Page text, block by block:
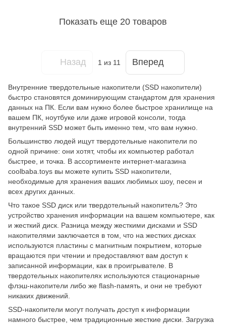
Показать еще 20 товаров
Назад 1 из 11 Вперед
Внутренние твердотельные накопители (SSD накопители)
быстро становятся доминирующим стандартом для хранения
данных на ПК. Если вам нужно более быстрое хранилище на
вашем ПК, ноутбуке или даже игровой консоли, тогда
внутренний SSD может быть именно тем, что вам нужно.
Большинство людей ищут твердотельные накопители по
одной причине: они хотят, чтобы их компьютер работал
быстрее, и точка. В ассортименте интернет-магазина
coolbaba.toys вы можете купить SSD накопители,
необходимые для хранения ваших любимых шоу, песен и
всех других данных.
Что такое SSD диск или твердотельный накопитель? Это
устройство хранения информации на вашем компьютере, как
и жесткий диск. Разница между жесткими дисками и SSD
накопителями заключается в том, что на жестких дисках
используются пластины с магнитным покрытием, которые
вращаются при чтении и предоставляют вам доступ к
записанной информации, как в проигрывателе. В
твердотельных накопителях используются стационарные
флэш-накопители либо же flash-память, и они не требуют
никаких движений.
SSD-накопители могут получать доступ к информации
намного быстрее, чем традиционные жесткие диски. Загрузка